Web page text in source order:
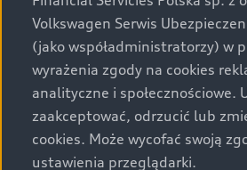
specyfikacji pojazdu następują w
określenie parametrów
świadectwo homologacji typu
sobie prawo do zmian i pomyłek.
prezentowane na stronie są
zamieszczania. W celu uzyskania
informacji prosimy kontaktować się
Audi.
Volkswagen Serwis
(jako współadministratorzy) w
wyrażenia zgody na cookies
analityczne i społecznościowe.
zaakceptować, odrzucić lub
cookies. Może wycofać swoją
ustawienia przeglądarki.